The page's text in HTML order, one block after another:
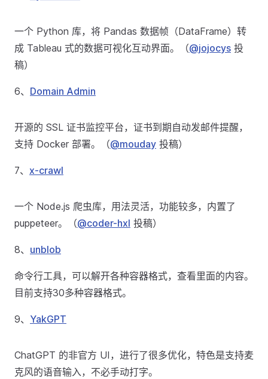
一个 Python 库，将 Pandas 数据帧（DataFrame）转
成 Tableau 式的数据可视化互动界面。（@jojocys 投
稿）
6、 Domain Admin
开源的 SSL 证书监控平台，证书到期自动发邮件提醒，
支持 Docker 部署。（@mouday 投稿）
7、 x-crawl
一个 Node.js 爬虫库，用法灵活，功能较多，内置了
puppeteer。（@coder-hxl 投稿）
8、 unblob
命令行工具，可以解开各种容器格式，查看里面的内容。
目前支持30多种容器格式。
9、 YakGPT
ChatGPT 的非官方 UI，进行了很多优化，特色是支持麦
克风的语音输入，不必手动打字。